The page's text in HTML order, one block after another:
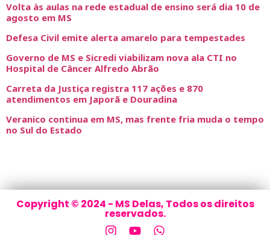
Volta às aulas na rede estadual de ensino será dia 10 de
agosto em MS
Defesa Civil emite alerta amarelo para tempestades
Governo de MS e Sicredi viabilizam nova ala CTI no
Hospital de Câncer Alfredo Abrão
Carreta da Justiça registra 117 ações e 870
atendimentos em Japorã e Douradina
Veranico continua em MS, mas frente fria muda o tempo
no Sul do Estado
Copyright © 2024 - MS Delas, Todos os direitos
reservados.